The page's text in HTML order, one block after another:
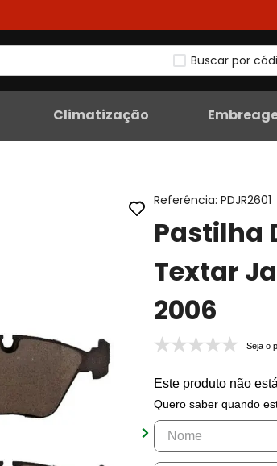
Buscar por
Climatização
Referência:PDJR2601
Pastilha
Textar
2006
Seja o
Este produto não
Quero saber quando